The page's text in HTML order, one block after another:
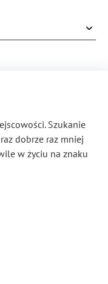
Szukanie
dobrze raz mniej
w życiu na znaku